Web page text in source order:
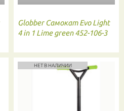
Globber Самокат Evo Light
4 in 1 Lime green 452-106-3
НЕТ В НАЛИЧИИ